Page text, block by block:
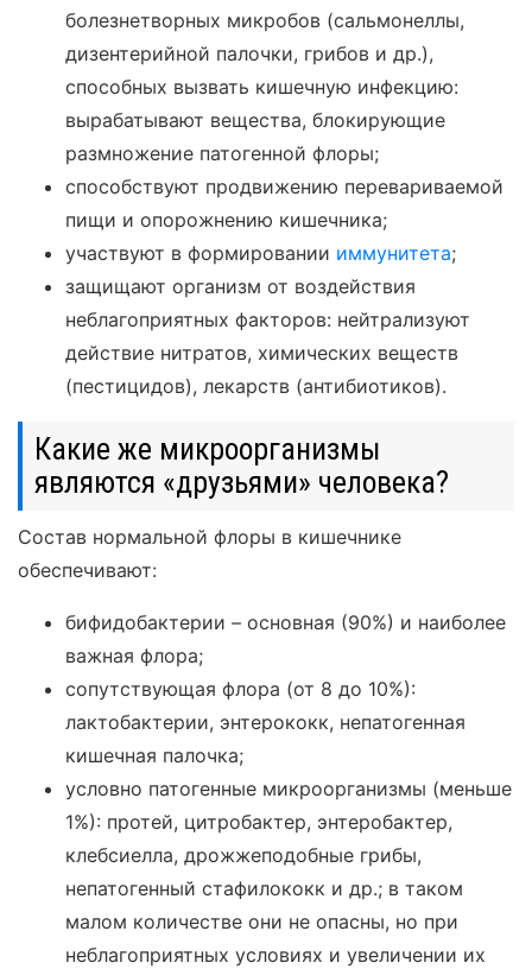
болезнетворных микробов (сальмонеллы,
дизентерийной палочки, грибов и др.),
способных вызвать кишечную инфекцию:
вырабатывают вещества, блокирующие
размножение патогенной флоры;
способствуют продвижению перевариваемой
пищи и опорожнению кишечника;
участвуют в формировании иммунитета;
защищают организм от воздействия
неблагоприятных факторов: нейтрализуют
действие нитратов, химических веществ
(пестицидов), лекарств (антибиотиков).
Какие же микроорганизмы
являются «друзьями» человека?
Состав нормальной флоры в кишечнике
обеспечивают:
бифидобактерии – основная (90%) и наиболее
важная флора;
сопутствующая флора (от 8 до 10%):
лактобактерии, энтерококк, непатогенная
кишечная палочка;
условно патогенные микроорганизмы (меньше
1%): протей, цитробактер, энтеробактер,
клебсиелла, дрожжеподобные грибы,
непатогенный стафилококк и др.; в таком
малом количестве они не опасны, но при
неблагоприятных условиях и увеличении их